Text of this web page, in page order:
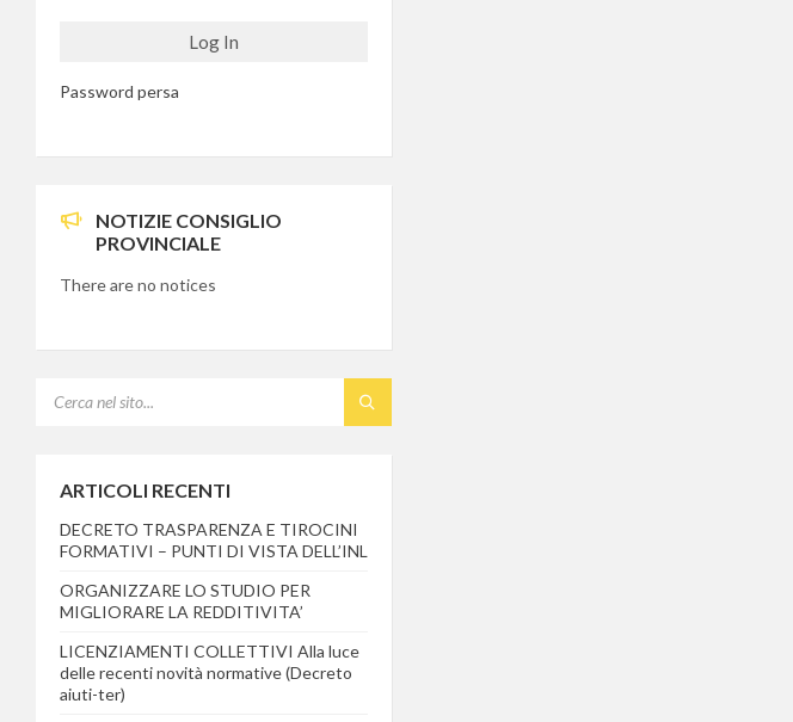
Password persa
NOTIZIE CONSIGLIO
PROVINCIALE
There are no notices
ARTICOLI RECENTI
DECRETO TRASPARENZA E TIROCINI
FORMATIVI – PUNTI DI VISTA DELL’INL
ORGANIZZARE LO STUDIO PER
MIGLIORARE LA REDDITIVITA’
LICENZIAMENTI COLLETTIVI Alla luce
delle recenti novità normative (Decreto
aiuti-ter)